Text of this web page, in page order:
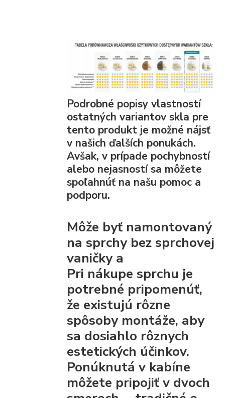
Podrobné popisy vlastností
ostatných variantov skla pre
tento produkt je možné nájsť
v našich ďalších ponukách.
Avšak, v prípade pochybností
alebo nejasností sa môžete
spoľahnúť na našu pomoc a
podporu.
Môže byť namontovaný
na sprchy bez sprchovej
vaničky a
Pri nákupe sprchu je
potrebné pripomenúť,
že existujú rôzne
spôsoby montáže, aby
sa dosiahlo rôznych
estetických účinkov.
Ponúknutá v kabíne
môžete pripojiťv dvoch